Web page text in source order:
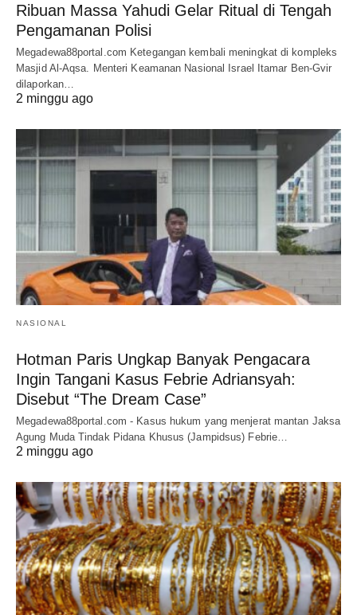
Ribuan Massa Yahudi Gelar Ritual di Tengah
Pengamanan Polisi
Megadewa88portal.com Ketegangan kembali meningkat di kompleks
Masjid Al-Aqsa. Menteri Keamanan Nasional Israel Itamar Ben-Gvir
dilaporkan…
2 minggu ago
NASIONAL
Hotman Paris Ungkap Banyak Pengacara
Ingin Tangani Kasus Febrie Adriansyah:
Disebut “The Dream Case”
Megadewa88portal.com - Kasus hukum yang menjerat mantan Jaksa
Agung Muda Tindak Pidana Khusus (Jampidsus) Febrie…
2 minggu ago